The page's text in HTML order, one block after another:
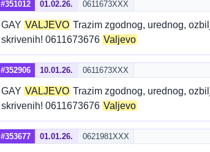
#351012 01.02.26. 0611673XXX
GAY VALJEVO Trazim zgodnog, urednog,
skrivenih! 0611673676 Valjevo
#352906 10.01.26. 0611673XXX
GAY VALJEVO Trazim zgodnog, urednog,
skrivenih! 0611673676 Valjevo
#353677 01.01.26. 0621981XXX